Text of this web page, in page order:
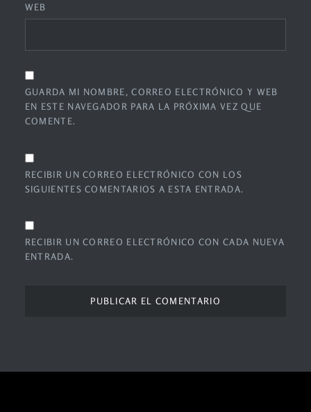
WEB
GUARDA MI NOMBRE, CORREO ELECTRÓNICO Y WEB
EN ESTE NAVEGADOR PARA LA PRÓXIMA VEZ QUE
COMENTE.
RECIBIR UN CORREO ELECTRÓNICO CON LOS
SIGUIENTES COMENTARIOS A ESTA ENTRADA.
RECIBIR UN CORREO ELECTRÓNICO CON CADA NUEVA
ENTRADA.